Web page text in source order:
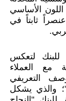
اللون الأساسي
نصراً ثابتاً في
لتعكس
مع العملاء
التعريفي
والذي يشكل